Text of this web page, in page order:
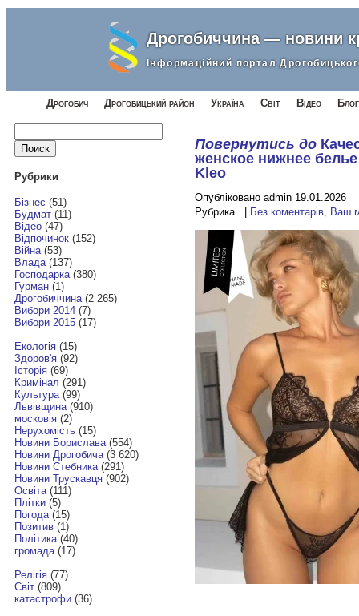
Дрогобиччина — новини
Інформаційний портал
Дрогобич Дрогобицький район Україна Світ Відео
Найти:
Рубрики
Бізнес (51)
Будмат(11)
Відео(47)
Відпочинок(152)
Війна(53)
Влада(137)
Господарка(380)
Гурман(1)
Дрогобиччина(2 265)
Вибори 2014(7)
Вибори 2015(17)
Екологія(15)
Здоров'я(92)
Історія(69)
Кримінал (291)
Культура(99)
Львівщина(910)
московія(2)
Нерухомість(15)
Новини Борислава(554)
Новини Дрогобича(3 620)
Новини Стебника(291)
Новини Трускавця(902)
Освіта(111)
Плітки(5)
Погода(15)
Позитив(1)
Політика(40)
громада(17)
Релігія(77)
Світ(809)
катастрофи(36)
Повернутись до
женское нижнее
Kleo
Опубліковано admin 19.01.2026
Рубрика | Без коментарів, Ваш